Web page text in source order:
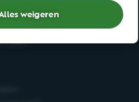
weigeren